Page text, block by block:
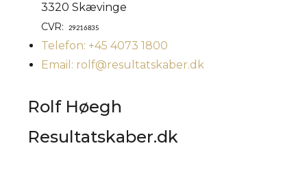
3320 Skævinge
CVR: 29216835
Telefon: +45 4073 1800
Email: rolf@resultatskaber.dk
Rolf Høegh
Resultatskaber.dk